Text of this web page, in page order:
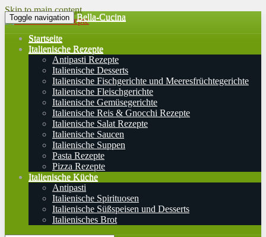
Skip to main content
Toggle navigation Bella-Cucina
Startseite
Italienische Rezepte
Antipasti Rezepte
Italienische Desserts
Italienische Fischgerichte und Meeresfrüchtegerichte
Italienische Fleischgerichte
Italienische Gemüsegerichte
Italienische Reis & Gnocchi Rezepte
Italienische Salat Rezepte
Italienische Saucen
Italienische Suppen
Pasta Rezepte
Pizza Rezepte
Italienische Küche
Antipasti
Italienische Spirituosen
Italienische Süßspeisen und Desserts
Italienisches Brot